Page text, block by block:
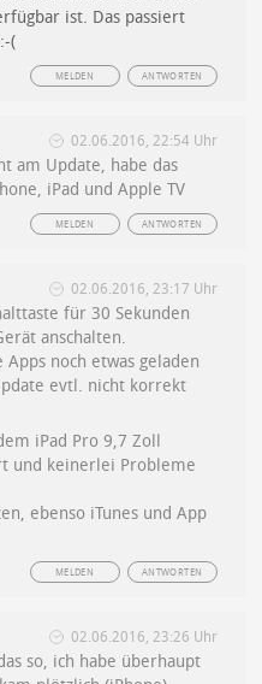
ist. Das passiert
(
ANTWORTEN
MELDEN
02.06.2016, 22:54 Uhr
am Update, habe das
iPad und Apple TV
ANTWORTEN
MELDEN
02.06.2016, 23:17 Uhr
für 30 Sekunden
anschalten.
noch etwas geladen
evtl. nicht korrekt
iPad Pro 9,7 Zoll
und keinerlei Probleme
ebenso iTunes und App
ANTWORTEN
MELDEN
02.06.2016, 23:26 Uhr
so, ich habe überhaupt